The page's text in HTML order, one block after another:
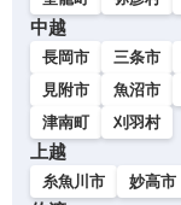
中越
長岡市 三条市
見附市
魚沼市
津南町
刈羽村
上越
糸魚川市 妙高市